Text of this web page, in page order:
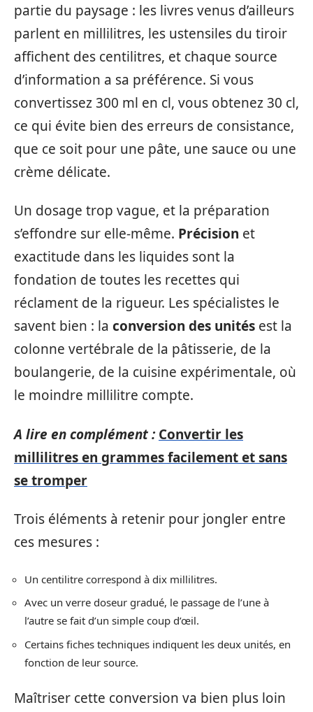
partie du paysage : les livres venus d’ailleurs
parlent en millilitres, les ustensiles du tiroir
affichent des centilitres, et chaque source
d’information a sa préférence. Si vous
convertissez 300 ml en cl, vous obtenez 30 cl,
ce qui évite bien des erreurs de consistance,
que ce soit pour une pâte, une sauce ou une
crème délicate.
Un dosage trop vague, et la préparation
s’effondre sur elle-même. Précision et
exactitude dans les liquides sont la
fondation de toutes les recettes qui
réclament de la rigueur. Les spécialistes le
savent bien : la conversion des unités est la
colonne vertébrale de la pâtisserie, de la
boulangerie, de la cuisine expérimentale, où
le moindre millilitre compte.
A lire en complément : Convertir les
millilitres en grammes facilement et sans
se tromper
Trois éléments à retenir pour jongler entre
ces mesures :
Un centilitre correspond à dix millilitres.
Avec un verre doseur gradué, le passage de l’une à
l’autre se fait d’un simple coup d’œil.
Certains fiches techniques indiquent les deux unités, en
fonction de leur source.
Maîtriser cette conversion va bien plus loin